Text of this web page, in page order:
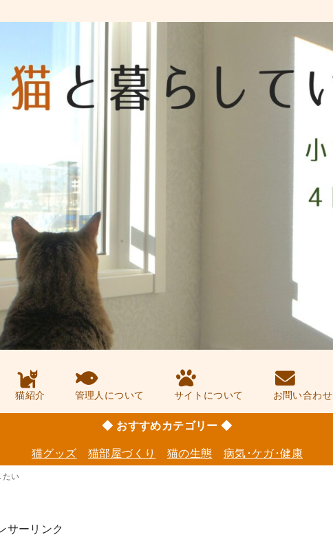
猫紹介 管理人について サイトについて お問い合わせ
◆ おすすめカテゴリー ◆
猫グッズ
猫部屋づくり 猫の生態 病気･ケガ･健康
たい
サーリンク